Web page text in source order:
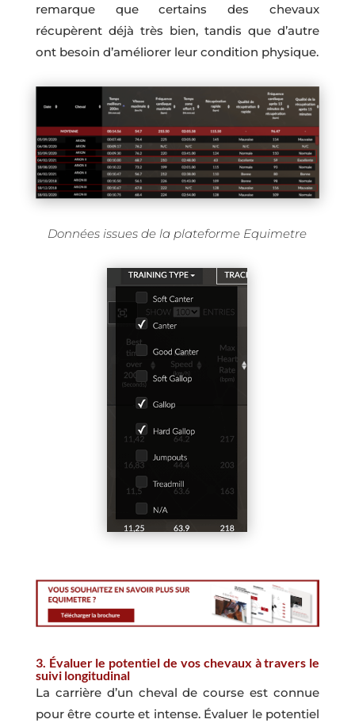
remarque que certains des chevaux
récupèrent déjà très bien, tandis que d’autre
ont besoin d’améliorer leur condition physique.
Données issues de la plateforme Equimetre
3. Évaluer le potentiel de vos chevaux à travers le
suivi longitudinal
La carrière d’un cheval de course est connue
pour être courte et intense. Évaluer le potentiel